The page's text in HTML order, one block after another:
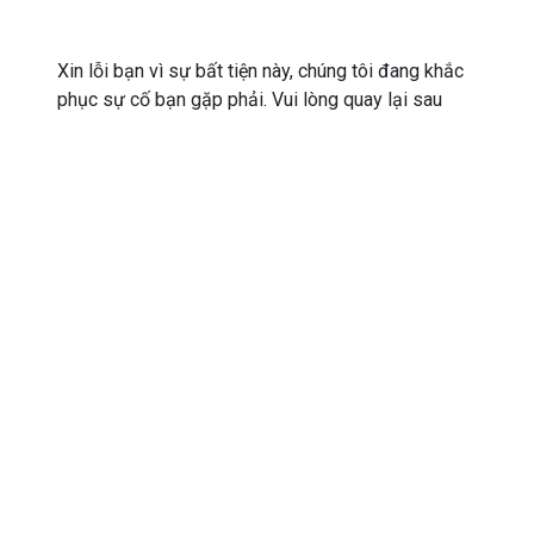
Xin lỗi bạn vì sự bất tiện này, chúng tôi đang khắc
phục sự cố bạn gặp phải. Vui lòng quay lại sau